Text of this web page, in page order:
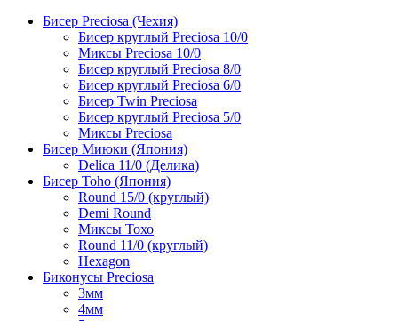
Бисер Preciosa (Чехия)
Бисер круглый Preciosa 10/0
Миксы Preciosa 10/0
Бисер круглый Preciosa 8/0
Бисер круглый Preciosa 6/0
Бисер Twin Preciosa
Бисер круглый Preciosa 5/0
Миксы Preciosa
Бисер Миюки (Япония)
Delica 11/0 (Делика)
Бисер Toho (Япония)
Round 15/0 (круглый)
Demi Round
Миксы Тохо
Round 11/0 (круглый)
Hexagon
Биконусы Preciosa
3мм
4мм